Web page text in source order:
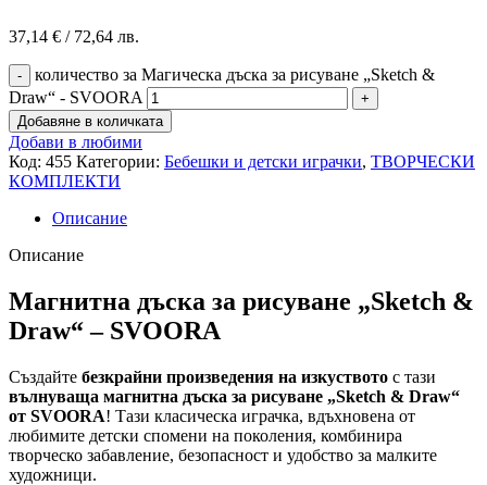
37,14 € / 72,64 лв.
количество за Магическа дъска за рисуване „Sketch &
Draw“ - SVOORA
Добавяне в количката
Добави в любими
Код: 455 Категории: Бебешки и детски играчки, ТВОРЧЕСКИ
КОМПЛЕКТИ
Описание
Описание
Магнитна дъска за рисуване „Sketch &
Draw“ – SVOORA
Създайте безкрайни произведения на изкуството с тази
вълнуваща магнитна дъска за рисуване „Sketch & Draw“
от SVOORA! Тази класическа играчка, вдъхновена от
любимите детски спомени на поколения, комбинира
творческо забавление, безопасност и удобство за малките
художници.